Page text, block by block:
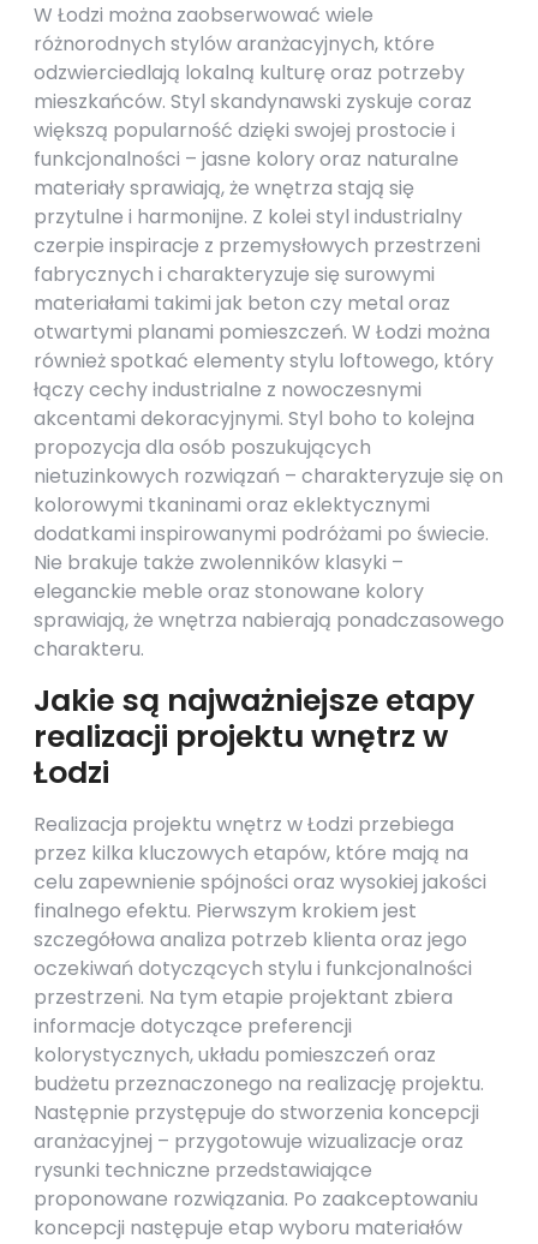
W Łodzi można zaobserwować wiele
różnorodnych stylów aranżacyjnych, które
odzwierciedlają lokalną kulturę oraz potrzeby
mieszkańców. Styl skandynawski zyskuje coraz
większą popularność dzięki swojej prostocie i
funkcjonalności – jasne kolory oraz naturalne
materiały sprawiają, że wnętrza stają się
przytulne i harmonijne. Z kolei styl industrialny
czerpie inspiracje z przemysłowych przestrzeni
fabrycznych i charakteryzuje się surowymi
materiałami takimi jak beton czy metal oraz
otwartymi planami pomieszczeń. W Łodzi można
również spotkać elementy stylu loftowego, który
łączy cechy industrialne z nowoczesnymi
akcentami dekoracyjnymi. Styl boho to kolejna
propozycja dla osób poszukujących
nietuzinkowych rozwiązań – charakteryzuje się on
kolorowymi tkaninami oraz eklektycznymi
dodatkami inspirowanymi podróżami po świecie.
Nie brakuje także zwolenników klasyki –
eleganckie meble oraz stonowane kolory
sprawiają, że wnętrza nabierają ponadczasowego
charakteru.
Jakie są najważniejsze etapy
realizacji projektu wnętrz w
Łodzi
Realizacja projektu wnętrz w Łodzi przebiega
przez kilka kluczowych etapów, które mają na
celu zapewnienie spójności oraz wysokiej jakości
finalnego efektu. Pierwszym krokiem jest
szczegółowa analiza potrzeb klienta oraz jego
oczekiwań dotyczących stylu i funkcjonalności
przestrzeni. Na tym etapie projektant zbiera
informacje dotyczące preferencji
kolorystycznych, układu pomieszczeń oraz
budżetu przeznaczonego na realizację projektu.
Następnie przystępuje do stworzenia koncepcji
aranżacyjnej – przygotowuje wizualizacje oraz
rysunki techniczne przedstawiające
proponowane rozwiązania. Po zaakceptowaniu
koncepcji następuje etap wyboru materiałów